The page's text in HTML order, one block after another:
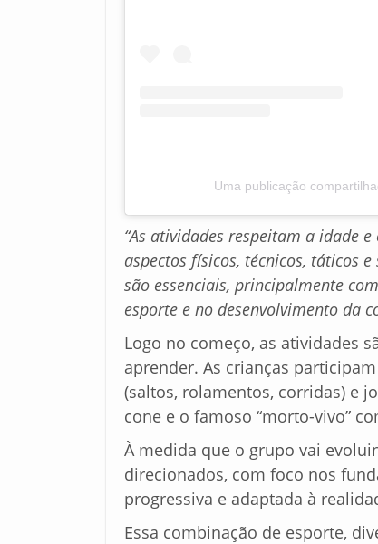
Uma publicação
“As atividades respeitam a idade
aspectos físicos, técnicos, táticos
são essenciais, principalmente
esporte e no desenvolvimento da
Logo no começo, as atividades
aprender. As crianças
(saltos, rolamentos, corridas) e
cone e o famoso “morto-vivo”
À medida que o grupo vai
direcionados, com foco nos
progressiva e adaptada à
Essa combinação de esporte,